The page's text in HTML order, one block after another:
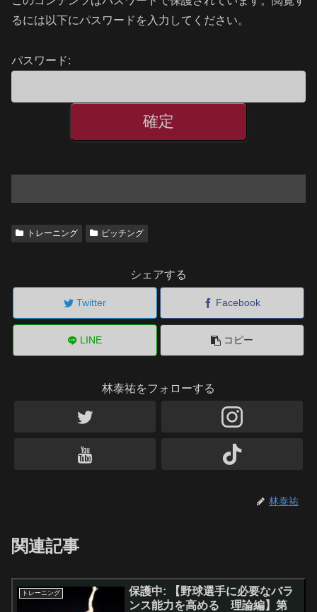
るには以下にパスワードを入力してください。
パスワード:
トレーニング ピッチング
シェアする
Twitter Facebook
LINE コピー
林泰祐をフォローする
林泰祐
関連記事
トレーニング
保護中: 【野球選手に必要なバラ
ンス能力を高める 理論編】第